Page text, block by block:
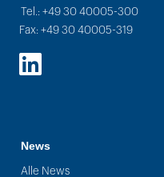
Tel.: +49 30 40005-300
Fax: +49 30 40005-319
LinkedIn
News
Alle News